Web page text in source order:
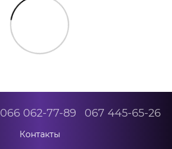
066 062-77-89 067 445-65-26
Контакты